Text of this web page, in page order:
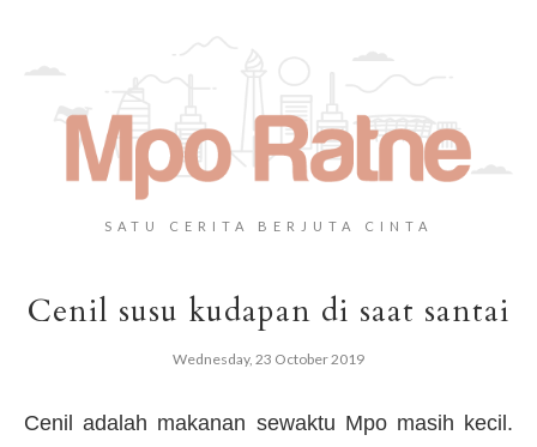
SATU CERITA BERJUTA CINTA
Cenil susu kudapan di saat santai
Wednesday, 23 October 2019
Cenil adalah makanan sewaktu Mpo masih kecil.